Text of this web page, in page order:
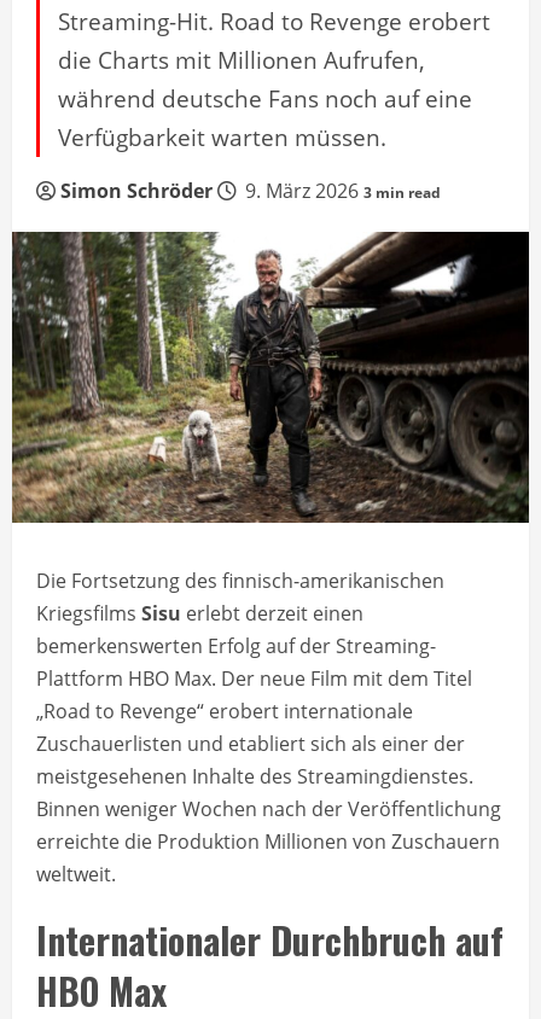
Streaming-Hit. Road to Revenge erobert
die Charts mit Millionen Aufrufen,
während deutsche Fans noch auf eine
Verfügbarkeit warten müssen.
Simon Schröder 9. März 2026 3 min read
Die Fortsetzung des finnisch-amerikanischen
Kriegsfilms Sisu erlebt derzeit einen
bemerkenswerten Erfolg auf der Streaming-
Plattform HBO Max. Der neue Film mit dem Titel
„Road to Revenge“ erobert internationale
Zuschauerlisten und etabliert sich als einer der
meistgesehenen Inhalte des Streamingdienstes.
Binnen weniger Wochen nach der Veröffentlichung
erreichte die Produktion Millionen von Zuschauern
weltweit.
Internationaler Durchbruch auf
HBO Max